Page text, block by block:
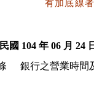
有加底線
國 104 年 06 月 24
銀行之營業時間